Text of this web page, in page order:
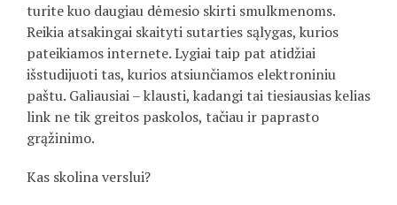
turite kuo daugiau dėmesio skirti smulkmenoms.
Reikia atsakingai skaityti sutarties sąlygas, kurios
pateikiamos internete. Lygiai taip pat atidžiai
išstudijuoti tas, kurios atsiunčiamos elektroniniu
paštu. Galiausiai – klausti, kadangi tai tiesiausias kelias
link ne tik greitos paskolos, tačiau ir paprasto
grąžinimo.
Kas skolina verslui?